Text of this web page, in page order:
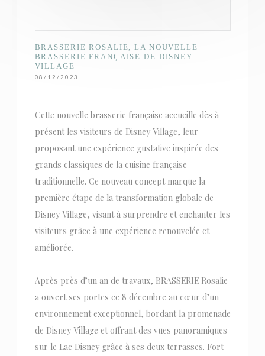
BRASSERIE ROSALIE, LA NOUVELLE
BRASSERIE FRANÇAISE DE DISNEY
VILLAGE
08/12/2023
Cette nouvelle brasserie française accueille dès à
présent les visiteurs de Disney Village, leur
proposant une expérience gustative inspirée des
grands classiques de la cuisine française
traditionnelle. Ce nouveau concept marque la
première étape de la transformation globale de
Disney Village, visant à surprendre et enchanter les
visiteurs grâce à une expérience renouvelée et
améliorée.
Après près d’un an de travaux, BRASSERIE Rosalie
a ouvert ses portes ce 8 décembre au cœur d’un
environnement exceptionnel, bordant la promenade
de Disney Village et offrant des vues panoramiques
sur le Lac Disney grâce à ses deux terrasses. Fort